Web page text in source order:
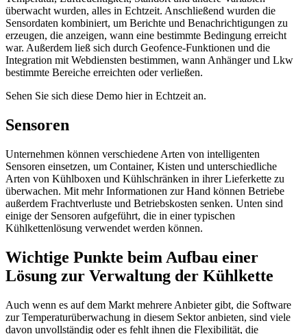
überwacht wurden, alles in Echtzeit. Anschließend wurden die
Sensordaten kombiniert, um Berichte und Benachrichtigungen zu
erzeugen, die anzeigen, wann eine bestimmte Bedingung erreicht
war. Außerdem ließ sich durch Geofence-Funktionen und die
Integration mit Webdiensten bestimmen, wann Anhänger und Lkw
bestimmte Bereiche erreichten oder verließen.
Sehen Sie sich diese Demo hier in Echtzeit an.
Sensoren
Unternehmen können verschiedene Arten von intelligenten
Sensoren einsetzen, um Container, Kisten und unterschiedliche
Arten von Kühlboxen und Kühlschränken in ihrer Lieferkette zu
überwachen. Mit mehr Informationen zur Hand können Betriebe
außerdem Frachtverluste und Betriebskosten senken. Unten sind
einige der Sensoren aufgeführt, die in einer typischen
Kühlkettenlösung verwendet werden können.
Wichtige Punkte beim Aufbau einer
Lösung zur Verwaltung der Kühlkette
Auch wenn es auf dem Markt mehrere Anbieter gibt, die Software
zur Temperaturüberwachung in diesem Sektor anbieten, sind viele
davon unvollständig oder es fehlt ihnen die Flexibilität, die